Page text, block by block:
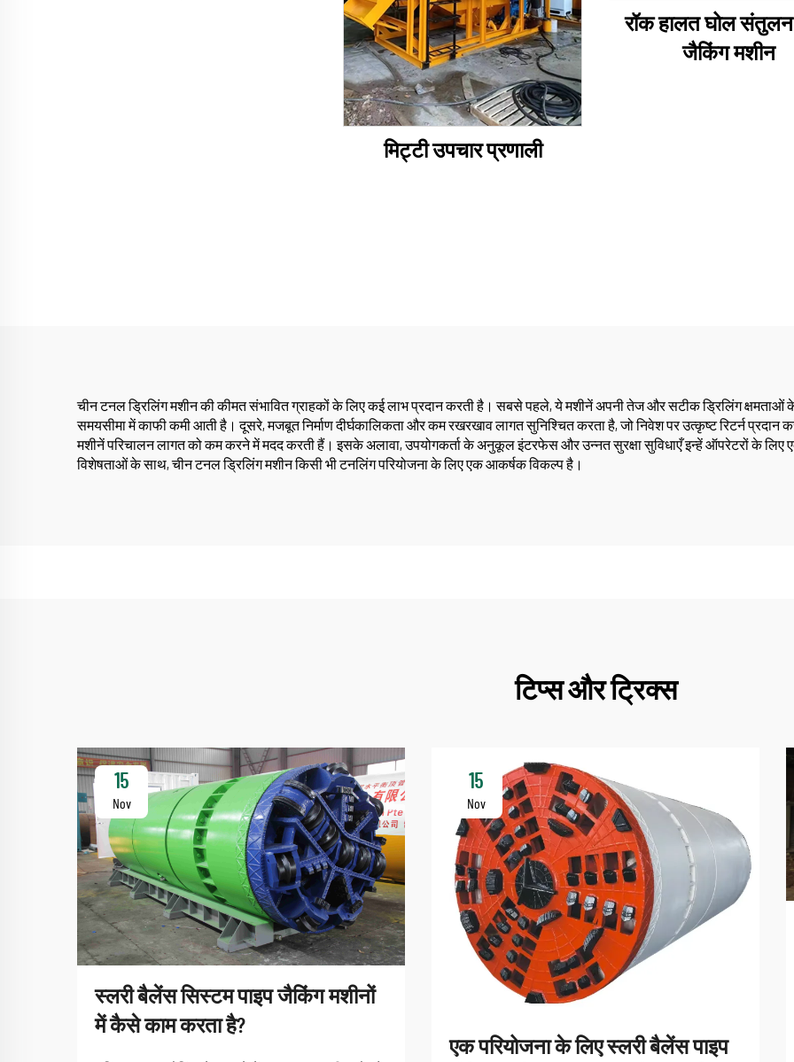
मिट्टी उपचार प्रणाली
रॉक हालत घोल संतुलन
जैकिंग मशीन
चीन टनल ड्रिलिंग मशीन की कीमत संभावित ग्राहकों के लिए कई लाभ प्रदान करती है। सबसे पहले, ये मशीनें अपनी तेज और सटीक ड्रिलिंग क्षमताओं के
समयसीमा में काफी कमी आती है। दूसरे, मजबूत निर्माण दीर्घकालिकता और कम रखरखाव लागत सुनिश्चित करता है, जो निवेश पर उत्कृष्ट रिटर्न
मशीनें परिचालन लागत को कम करने में मदद करती हैं। इसके अलावा, उपयोगकर्ता के अनुकूल इंटरफेस और उन्नत सुरक्षा सुविधाएँ इन्हें ऑपरेटरों के लिए
विशेषताओं के साथ, चीन टनल ड्रिलिंग मशीन किसी भी टनलिंग परियोजना के लिए एक आकर्षक विकल्प है।
टिप्स और ट्रिक्स
15
Nov
स्लरी बैलेंस सिस्टम पाइप जैकिंग मशीनों
में कैसे काम करता है?
15
Nov
एक परियोजना के लिए स्लरी बैलेंस पाइप